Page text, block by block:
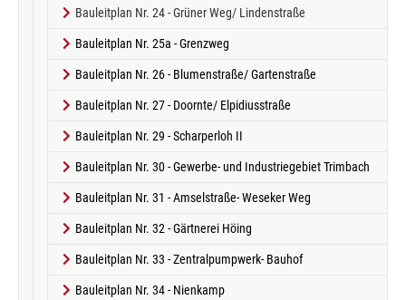
Bauleitplan Nr. 24 - Grüner Weg/ Lindenstraße
Bauleitplan Nr. 25a - Grenzweg
Bauleitplan Nr. 26 - Blumenstraße/ Gartenstraße
Bauleitplan Nr. 27 - Doornte/ Elpidiusstraße
Bauleitplan Nr. 29 - Scharperloh II
Bauleitplan Nr. 30 - Gewerbe- und Industriegebiet Trimbach
Bauleitplan Nr. 31 - Amselstraße- Weseker Weg
Bauleitplan Nr. 32 - Gärtnerei Höing
Bauleitplan Nr. 33 - Zentralpumpwerk- Bauhof
Bauleitplan Nr. 34 - Nienkamp